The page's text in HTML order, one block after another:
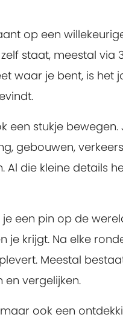
op een
staat, meestal via
waar je bent, is het
een stukje
gebouwen,
Al die kleine details
een pin op de
krijgt. Na elke
Meestal
en vergelijken.
ook een